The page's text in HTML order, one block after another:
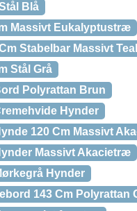
Blå
Massivt Eukalyptustræ
Stabelbar Massivt
Stål Grå
Polyrattan Brun
Hynder
120 Cm Massivt
Massivt Akacietræ
Hynder
143 Cm Polyrattan